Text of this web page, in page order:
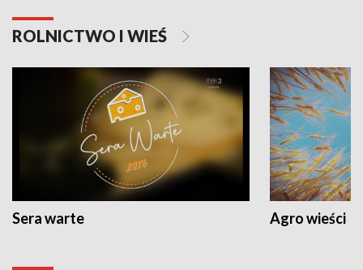
ROLNICTWO I WIEŚ
Sera warte Agro wieści